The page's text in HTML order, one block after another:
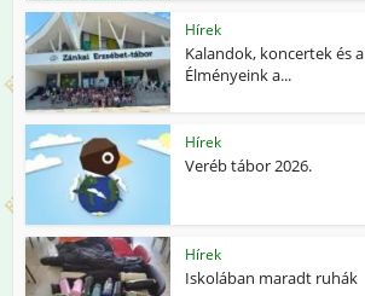
Hírek
Kalandok, koncertek és
Élményeink a...
Hírek
Veréb tábor 2026.
Hírek
Iskolában maradt ruhák